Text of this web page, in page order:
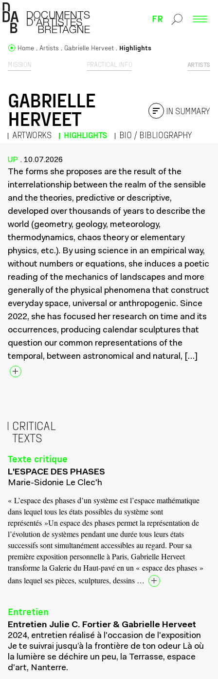
FR
MISSION PRACTICAL INFO ARTISTS
Home Artists Gabrielle Herveet Highlights
GABRIELLE
HERVEET
ARTWORKS HIGHLIGHTS BIO / BIBLIOGRAPHY
IN SUMMARY
UP . 10.07.2026
The forms she proposes are the result of the
interrelationship between the realm of the sensible
and the theories, predictive or descriptive,
developed over thousands of years to describe the
world (geometry, geology, meteorology,
thermodynamics, chaos theory or elementary
physics, etc.). By using science in an empirical way,
without numbers or equations, she induces a poetic
reading of the mechanics of landscapes and more
generally of the physical phenomena that construct
everyday space, universal or anthropogenic. Since
2022, she has focused her research on time and its
occurrences, producing calendar sculptures that
question our common representations of the
temporal, between astronomical and natural, […]
CRITICAL
TEXTS
Texte critique
L'ESPACE DES PHASES
Marie-Sidonie Le Clec'h
« L’espace des phases d’un système est l’espace mathématique
dans lequel tous les états possibles du système sont
représentés »Un espace des phases permet la représentation de
l’évolution de systèmes pendant une durée tous leurs états
successifs sont simultanément accessibles au regard. Pour sa
première exposition personnelle à Paris, Gabrielle Herveet
transforme la Galerie du Haut-pavé en un « espace des phases »
dans lequel ses pièces, sculptures, dessins …
Entretien
Entretien Julie C. Fortier & Gabrielle Herveet
2024, entretien réalisé à l'occasion de l'exposition
Je te suivrai jusqu’à la frontière de ton odeur Là où
la lumière se déchire un peu, la Terrasse, espace
d'art, Nanterre.